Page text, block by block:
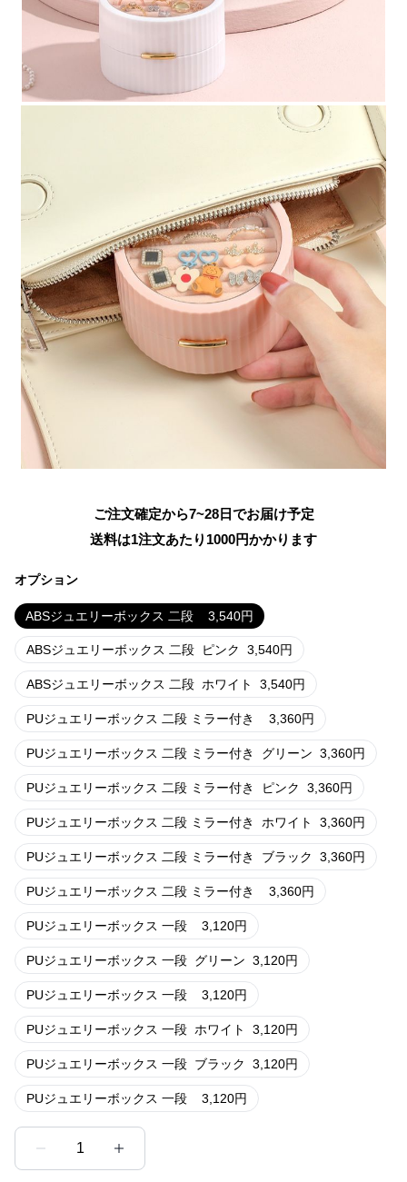
ご注文確定から7~28日でお届け予定
送料は1注文あたり 1000円かかります
オプション
ABSジュエリーボックス 二段 3,540円
ABSジュエリーボックス 二段 ピンク 3,540円
ABSジュエリーボックス 二段 ホワイト 3,540円
PUジュエリーボックス 二段 ミラー付き 3,360円
PUジュエリーボックス 二段 ミラー付き グリーン 3,360円
PUジュエリーボックス 二段 ミラー付き ピンク 3,360円
PUジュエリーボックス 二段 ミラー付き ホワイト 3,360円
PUジュエリーボックス 二段 ミラー付き ブラック 3,360円
PUジュエリーボックス 二段 ミラー付き 3,360円
PUジュエリーボックス 一段 3,120円
PUジュエリーボックス 一段 グリーン 3,120円
PUジュエリーボックス 一段 3,120円
PUジュエリーボックス 一段 ホワイト 3,120円
PUジュエリーボックス 一段 ブラック 3,120円
PUジュエリーボックス 一段 3,120円
1